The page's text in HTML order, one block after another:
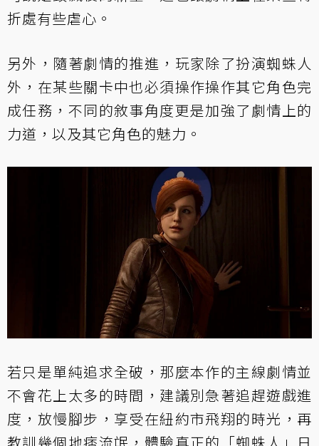
折處有些虐心。
另外，隨著劇情的推進，玩家除了扮演蜘蛛人
外，在某些關卡中也必須操作操作其它角色完
成任務，不同的敘事角度更是加強了劇情上的
力道，以及其它角色的魅力。
若只是單純追求全破，那麼本作的主線劇情並
不會花上太多的時間，建議別急著追趕遊戲進
度，放慢腳步，享受在紐約市飛翔的時光，再